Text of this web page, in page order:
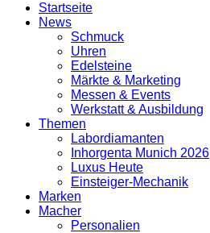
Startseite
News
Schmuck
Uhren
Edelsteine
Märkte & Marketing
Messen & Events
Werkstatt & Ausbildung
Themen
Labordiamanten
Inhorgenta Munich 2026
Luxus Heute
Einsteiger-Mechanik
Marken
Macher
Personalien